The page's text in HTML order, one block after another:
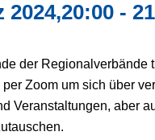
2024,20:00-
der Regionalverbände
Zoom um sich über
Veranstaltungen, aber